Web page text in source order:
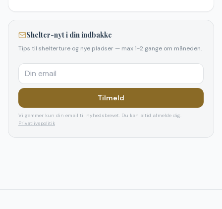
Shelter-nyt i din indbakke
Tips til shelterture og nye pladser — max 1-2 gange om måneden.
Tilmeld
Vi gemmer kun din email til nyhedsbrevet. Du kan altid afmelde dig.
Privatlivspolitik